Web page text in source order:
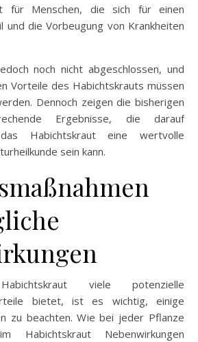
für Menschen, die sich für einen
und die Vorbeugung von Krankheiten
noch nicht abgeschlossen, und
Vorteile des Habichtskrauts müssen
Dennoch zeigen die bisherigen
Ergebnisse, die darauf
Habichtskraut eine wertvolle
sein kann.
viele potenzielle
bietet, ist es wichtig, einige
zu beachten. Wie bei jeder Pflanze
Habichtskraut Nebenwirkungen